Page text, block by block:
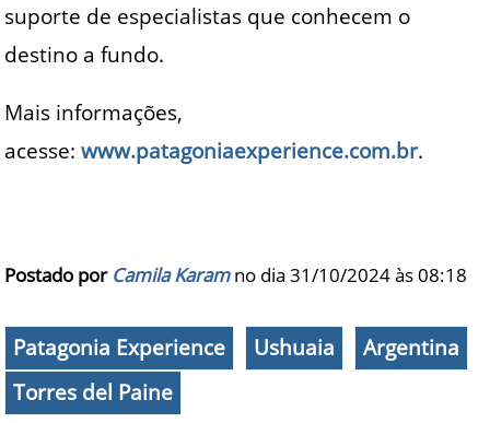
suporte de especialistas que conhecem o
destino a fundo.
Mais informações,
acesse:www.patagoniaexperience.com.br.
Postado por Camila Karamno dia 31/10/2024 às08:18
Patagonia Experience Ushuaia
Argentina
Torres del Paine